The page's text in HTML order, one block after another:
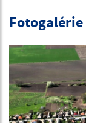
Fotogalérie